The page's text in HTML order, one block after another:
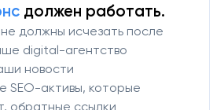
должен работать.
должны исчезать после
digital-агентство
новости
SEO-активы, которые
обратные ссылки